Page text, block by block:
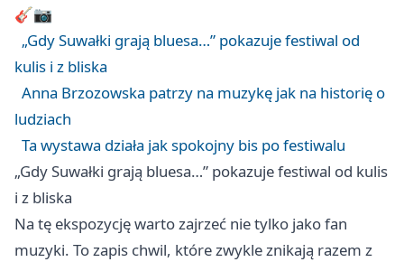
🎸📷
„Gdy Suwałki grają bluesa…” pokazuje festiwal od
kulis i z bliska
Anna Brzozowska patrzy na muzykę jak na historię o
ludziach
Ta wystawa działa jak spokojny bis po festiwalu
„Gdy Suwałki grają bluesa…” pokazuje festiwal od kulis
i z bliska
Na tę ekspozycję warto zajrzeć nie tylko jako fan
muzyki. To zapis chwil, które zwykle znikają razem z